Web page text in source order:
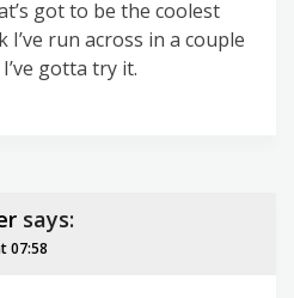
got to be the coolest
I’ve run across in a couple
gotta try it.
says:
07:58